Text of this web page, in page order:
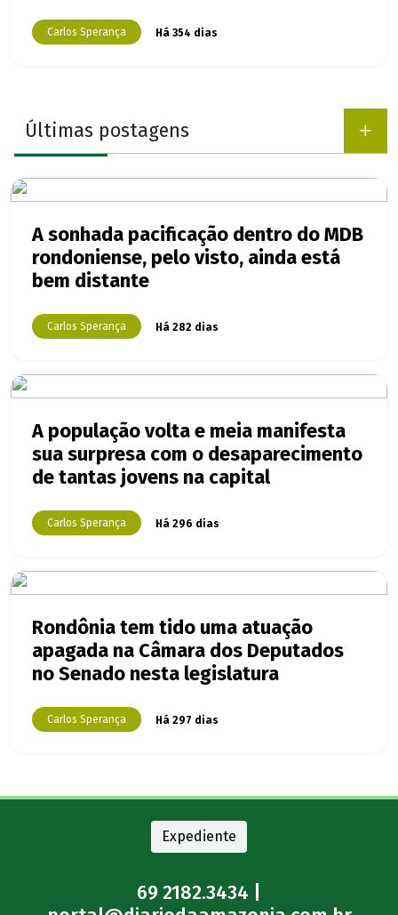
Carlos Sperança Há 354 dias
Últimas postagens
A sonhada pacificação dentro do MDB
rondoniense, pelo visto, ainda está
bem distante
Carlos Sperança Há 282 dias
A população volta e meia manifesta
sua surpresa com o desaparecimento
de tantas jovens na capital
Carlos Sperança Há 296 dias
Rondônia tem tido uma atuação
apagada na Câmara dos Deputados
no Senado nesta legislatura
Carlos Sperança Há 297 dias
Expediente
69 2182.3434 |